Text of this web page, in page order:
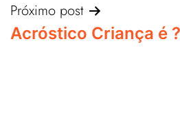
Próximo post
Acróstico Criança é ?